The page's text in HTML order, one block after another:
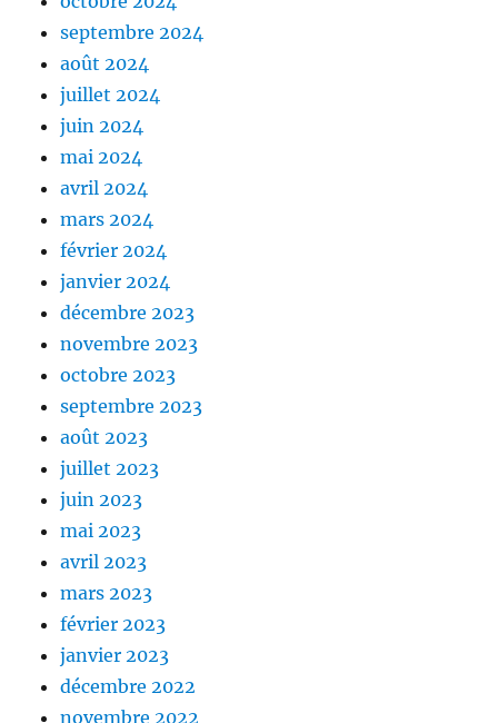
septembre 2024
août 2024
juillet 2024
juin 2024
mai 2024
avril 2024
mars 2024
février 2024
janvier 2024
décembre 2023
novembre 2023
octobre 2023
septembre 2023
août 2023
juillet 2023
juin 2023
mai 2023
avril 2023
mars 2023
février 2023
janvier 2023
décembre 2022
novembre 2022